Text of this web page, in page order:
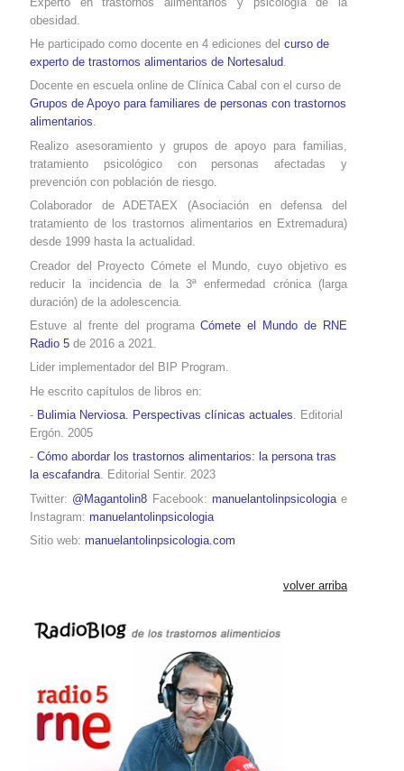
obesidad.
He participado como docente en 4 ediciones del curso de
experto de trastornos alimentarios de Nortesalud
Docente en escuela online de Clínica Cabal con el curso de
Grupos de Apoyo para familiares de personas con trastornos
alimentarios.
Realizo asesoramiento y grupos de apoyo para familias,
tratamiento psicológico con personas afectadas y
prevención con población de riesgo.
Colaborador de ADETAEX (Asociación en defensa del
tratamiento de los trastornos alimentarios en Extremadura)
desde 1999 hasta la actualidad.
Creador del Proyecto Cómete el Mundo, cuyo objetivo es
reducir la incidencia de la 3ª enfermedad crónica (larga
duración) de la adolescencia.
Estuve al frente del programaCómete el Mundo de RNE
Radio 5 de 2016 a 2021.
Lider implementador del BIP Program.
He escrito capítulos de libros en:
- Bulimia Nerviosa. Perspectivas clínicas actuales. Editorial
Ergón. 2005
- Cómo abordar los trastornos alimentarios: la persona tras
la escafandra. Editorial Sentir. 2023
Twitter: @Magantolin8 Facebook: manuelantolinpsicologia e
Instagram: manuelantolinpsicologia
Sitio web: manuelantolinpsicologia.com
volver arriba